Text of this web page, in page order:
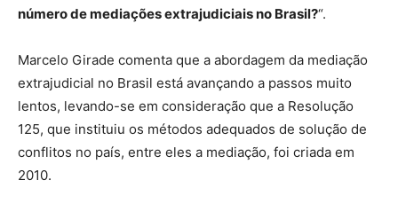
número de mediações extrajudiciais no Brasil?“.
Marcelo Girade comenta que a abordagem da mediação
extrajudicial no Brasil está avançando a passos muito
lentos, levando-se em consideração que a Resolução
125, que instituiu os métodos adequados de solução de
conflitos no país, entre eles a mediação, foi criada em
2010.